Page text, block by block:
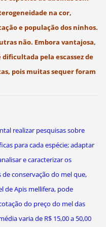
na cor,
e população dos ninhos.
não. Embora vantajosa,
pela escassez de
pois muitas sequer foram
realizar pesquisas sobre
para cada espécie; adaptar
e caracterizar os
conservação do mel que,
de Apis mellifera, pode
do preço do mel das
varia de R$ 15,00 a 50,00